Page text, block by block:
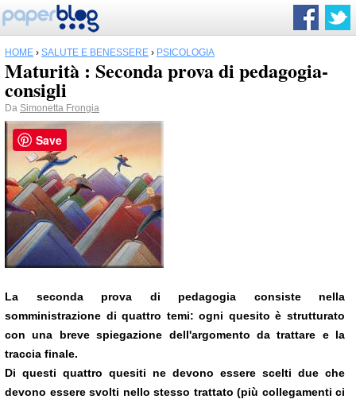
HOME › SALUTE E BENESSERE › PSICOLOGIA
Maturità : Seconda prova di pedagogia-
consigli
Da Simonetta Frongia
La seconda prova di pedagogia consiste nella
somministrazione di quattro temi: ogni quesito è strutturato
con una breve spiegazione dell'argomento da trattare e la
traccia finale.
Di questi quattro quesiti ne devono essere scelti due che
devono essere svolti nello stesso trattato (più collegamenti ci
Save